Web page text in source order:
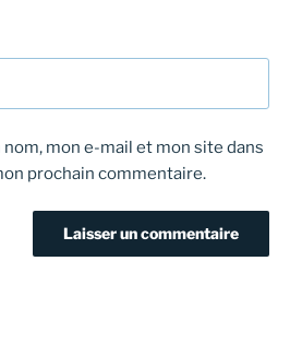
mon e-mail et mon site dans
prochain commentaire.